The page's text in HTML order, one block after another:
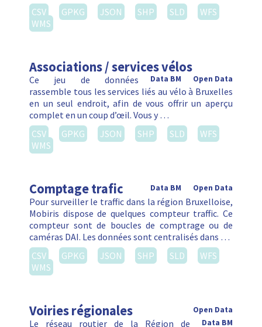
CSV
GPKG JSON SHP SLD
WFS
WMS
Associations / services vélos
Open Data
Data BM
Ce jeu de données
rassemble tous les services liés au vélo à Bruxelles
en un seul endroit, afin de vous offrir un aperçu
complet en un coup d’œil. Vous y …
CSV
GPKG JSON SHP SLD
WFS
WMS
Comptage trafic Open Data
Data BM
Pour surveiller le traffic dans la région Bruxelloise,
Mobiris dispose de quelques compteur traffic. Ce
compteur sont de boucles de comptrage ou de
caméras DAI. Les données sont centralisés dans …
CSV
GPKG JSON SHP SLD
WFS
WMS
Voiries régionales
Open Data
Data BM
Le réseau routier de la Région de